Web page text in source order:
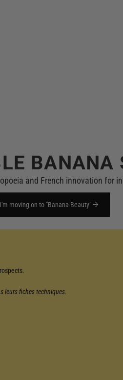
BANANA
and French innovation for
I'm moving on to "Banana Beauty"arrow_forward
leurs fiches techniques.